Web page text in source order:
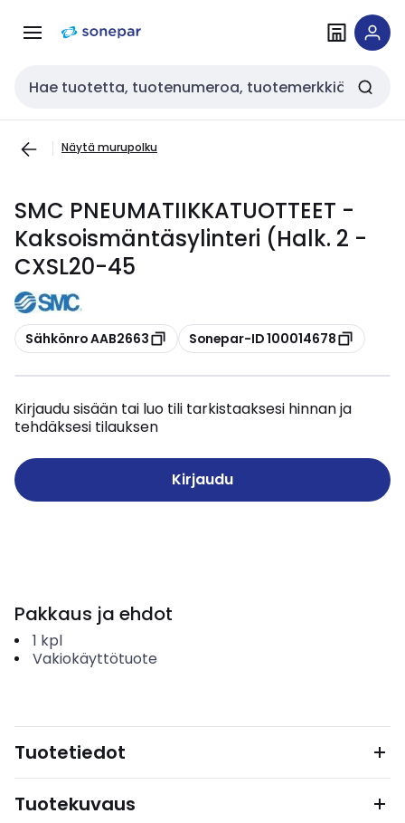
navigointiinsisältöön
Haku
Näytä murupolku
SMC PNEUMATIIKKATUOTTEET -
Kaksoismäntäsylinteri (Halk. 2 -
CXSL20-45
Kopioi
Sähkönro AAB2663 Kopioi
Sonepar-ID 100014678
Kirjaudu sisään tai luo tili tarkistaaksesi hinnan ja
tehdäksesi tilauksen
Kirjaudu
Pakkaus ja ehdot
1 kpl
Vakiokäyttötuote
Tuotetiedot
Tuotekuvaus